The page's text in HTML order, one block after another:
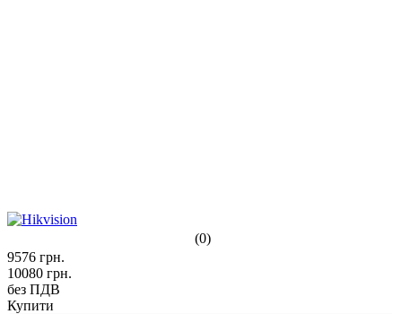
(0)
9576 грн.
10080 грн.
без ПДВ
Купити